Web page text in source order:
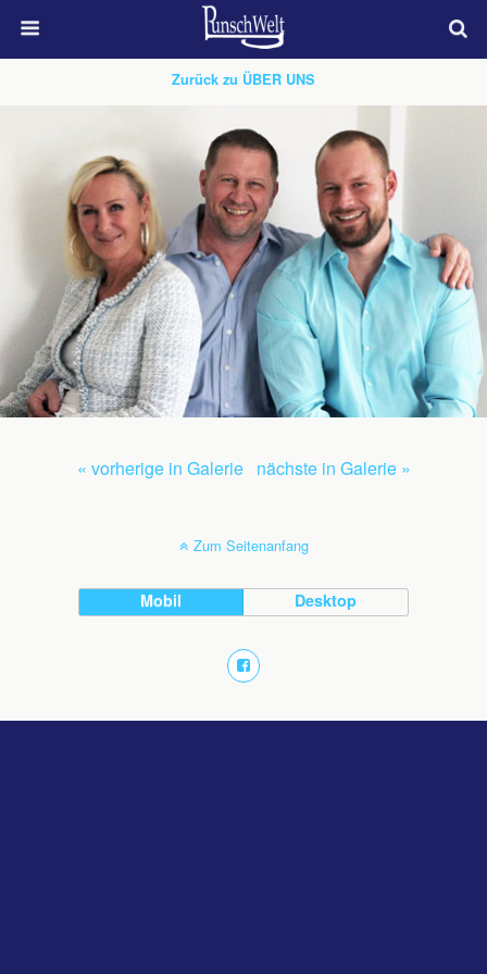
Zurück zu ÜBER UNS
« vorherige in Galerie nächste in Galerie »
Zum Seitenanfang
Mobil Desktop